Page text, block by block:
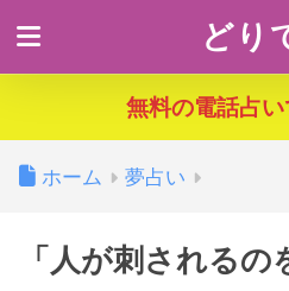
どり
無料の電話占
ホーム 夢占い
「人が刺される